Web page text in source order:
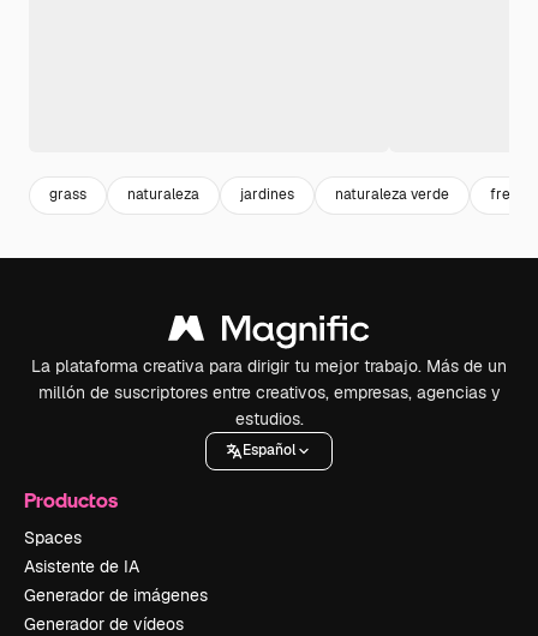
grass naturaleza jardines naturaleza verde
La plataforma creativa para dirigir tu mejor trabajo. Más de un
millón de suscriptores entre creativos, empresas, agencias y
estudios.
Español
Productos
Spaces
Asistente de IA
Generador de imágenes
Generador de vídeos